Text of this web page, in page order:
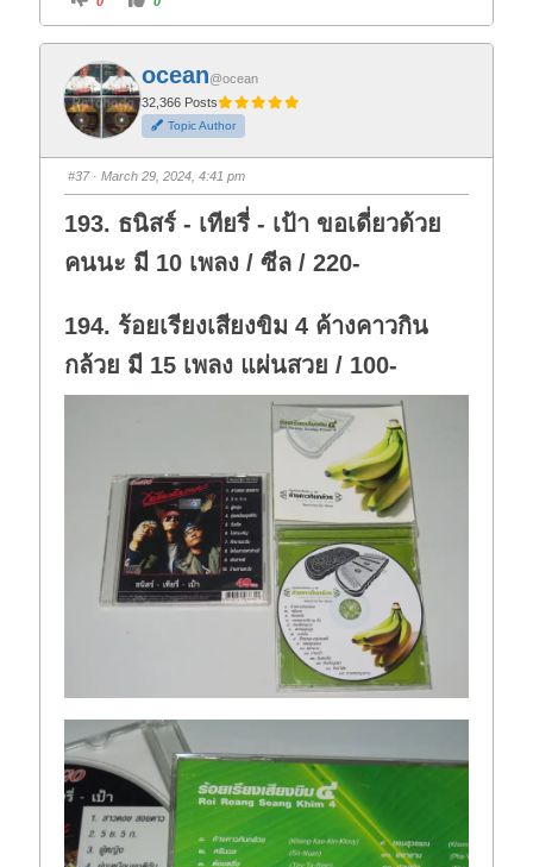
i
k
f
o
r
t
h
u
m
d
o
n
.
i
k
o
r
t
h
u
m
u
p
ocean@ocean
32,366 Posts
Topic Author
#37· March 29, 2024, 4:41 pm
193. ธนิสร์ - เทียรี่ - เป้า ขอเดี่ยวด้วย
คนนะ มี 10 เพลง / ซีล / 220-
194. ร้อยเรียงเสียงขิม 4 ค้างคาวกิน
กล้วย มี 15 เพลง แผ่นสวย / 100-